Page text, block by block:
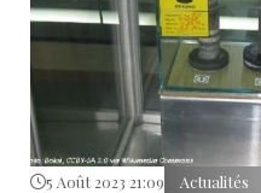
5 Août 2023 21:09 Actualités